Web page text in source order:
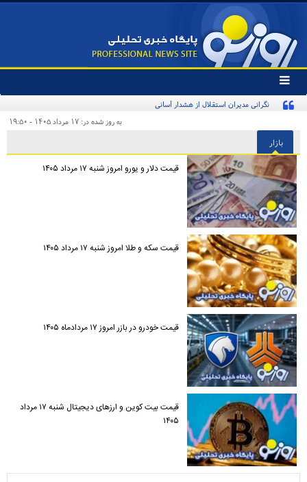
تغییر
وضعیت
منوی
ها
نگرانی مدیران استقلال از هشدار آسانی
به روز شده در: ۱۷ مرداد ۱۴۰۵ - ۱۹:۵۰
بازار
قیمت دلار و یورو امروز شنبه ۱۷ مرداد ۱۴۰۵
قیمت سکه و طلا امروز شنبه ۱۷ مرداد ۱۴۰۵
قیمت خودرو در بازر امروز ۱۷ مردادماه ۱۴۰۵
قیمت بیت کوین و ارز‌های دیجیتال شنبه ۱۷ مرداد
۱۴۰۵